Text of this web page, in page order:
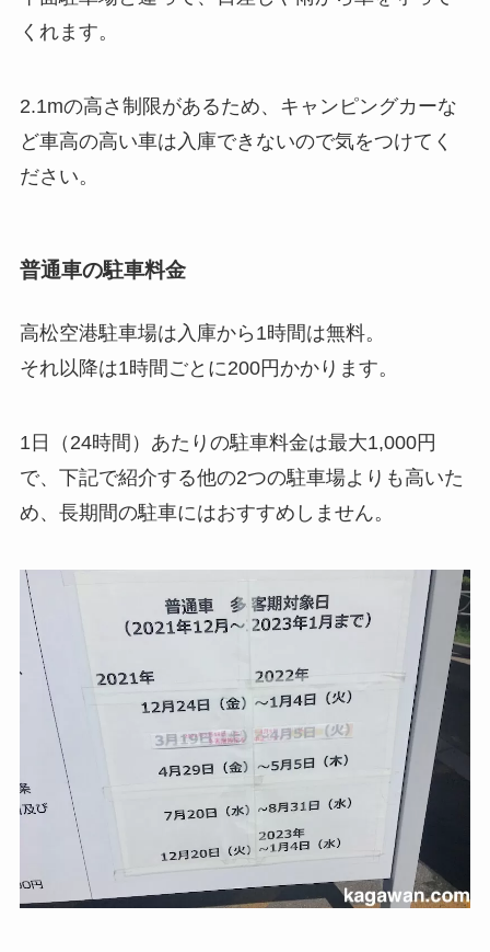
くれます。
2.1mの高さ制限があるため、キャンピングカーな
ど車高の高い車は入庫できないので気をつけてく
ださい。
普通車の駐車料金
高松空港駐車場は入庫から1時間は無料。
それ以降は1時間ごとに200円かかります。
1日（24時間）あたりの駐車料金は最大1,000円
で、下記で紹介する他の2つの駐車場よりも高いた
め、長期間の駐車にはおすすめしません。